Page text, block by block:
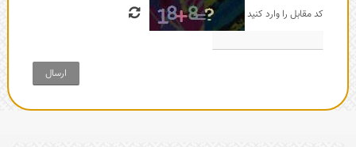
کد مقابل را وارد کنید
ارسال